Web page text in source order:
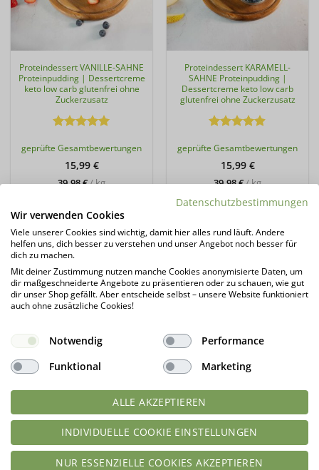
Proteindessert VANILLE-SAHNE
Proteinpudding | Dessertcreme
keto low carb glutenfrei ohne
Zuckerzusatz
mit4.91
von 5
geprüfte Gesamtbewertungen
15,99 €
39,98€/kg
zzgl.Versandkosten
Produkt enthält: 0,4 kg
Proteindessert KARAMELL-
SAHNE Proteinpudding |
Dessertcreme keto low carb
glutenfrei ohne Zuckerzusatz
mit4.9
von 5
geprüfte Gesamtbewertungen
15,99 €
39,98€/kg
Lieferzeit:1 - 3 Tage*
Produkt enthält: 0,4kg
Datenschutzbestimmungen
Wir verwenden Cookies
Viele unserer Cookies sind wichtig, damit hier alles rund läuft. Andere
helfen uns, dich besser zu verstehen und unser Angebot noch besser für
dich zu machen.
Mit deiner Zustimmung nutzen manche Cookies anonymisierte Daten, um
dir maßgeschneiderte Angebote zu präsentieren oder zu schauen, wie gut
dir unser Shop gefällt. Aber entscheide selbst – unsere Website funktioniert
auch ohne zusätzliche Cookies!
Notwendig
Performance
Funktional
Marketing
ALLE AKZEPTIEREN
INDIVIDUELLE COOKIE EINSTELLUNGEN
NUR ESSENZIELLE COOKIES AKZEPTIEREN